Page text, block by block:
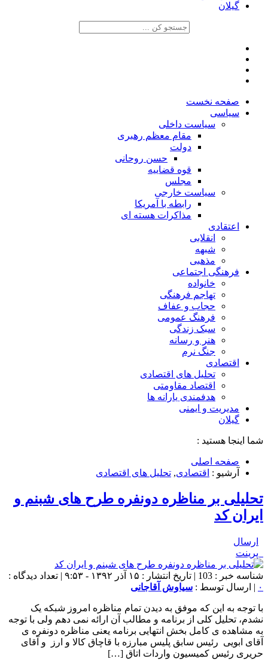
گیلان
صفحه نخست
سیاسی
سیاست داخلی
مقام معظم رهبری
دولت
حسن روحانی
قوه قضاییه
مجلس
سیاست خارجی
رابطه با آمریکا
مذاکرات هسته ای
اعتقادی
انقلابی
شبهه
مذهبی
فرهنگی اجتماعی
خانواده
تهاجم فرهنگی
حجاب و عفاف
فرهنگ عمومی
سبک زندگی
هنر و رسانه
جنگ نرم
اقتصادی
تحلیل های اقتصادی
اقتصاد مقاومتی
هدفمندی یارانه ها
مدیریت و ایمنی
گیلان
شما اینجا هستید :
صفحه اصلی
آرشیو : اقتصادی, تحلیل های اقتصادی
تحلیلی بر مناظره دونفره طرح های شبنم و
ایران کد
ارسال
پرینت
شناسه خبر : 103 | تاریخ انتشار : ۱۵ آذر ۱۳۹۲ - ۹:۵۳ | تعداد دیدگاه :
۰ | ارسال توسط : سیاوش آقاجانی
با توجه به این که موفق به دیدن تمام مناظره امروز شبکه یک
نشدم، تحلیل کلی از برنامه و مطالب آن ارائه نمی دهم ولی با توجه
به مشاهده ی کامل بخش انتهایی برنامه یعنی مناظره دونفره ی
آقای ابویی رئیس سابق پلیس مبارزه با قاچاق کالا و ارز و آقای
حریری رئیس کمیسیون واردات اتاق […]